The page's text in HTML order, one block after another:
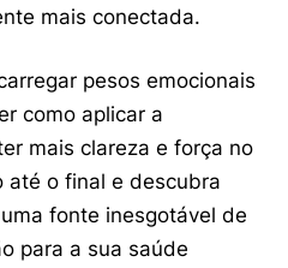
mais conectada.
pesos emocionais
como aplicar a
mais clareza e força no
até o final e descubra
fonte inesgotável de
para a sua saúde